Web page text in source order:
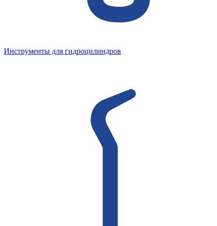
Инструменты для гидроцилиндров